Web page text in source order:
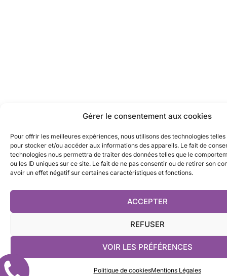
Gérer le consentement aux cookies
Pour offrir les meilleures expériences, nous utilisons des technologies
pour stocker et/ou accéder aux informations des appareils. Le fait de
technologies nous permettra de traiter des données telles que le
ou les ID uniques sur ce site. Le fait de ne pas consentir ou de retirer son
avoir un effet négatif sur certaines caractéristiques et fonctions.
ACCEPTER
REFUSER
VOIR LES PRÉFÉRENCES
Politique de cookiesMentions Légales